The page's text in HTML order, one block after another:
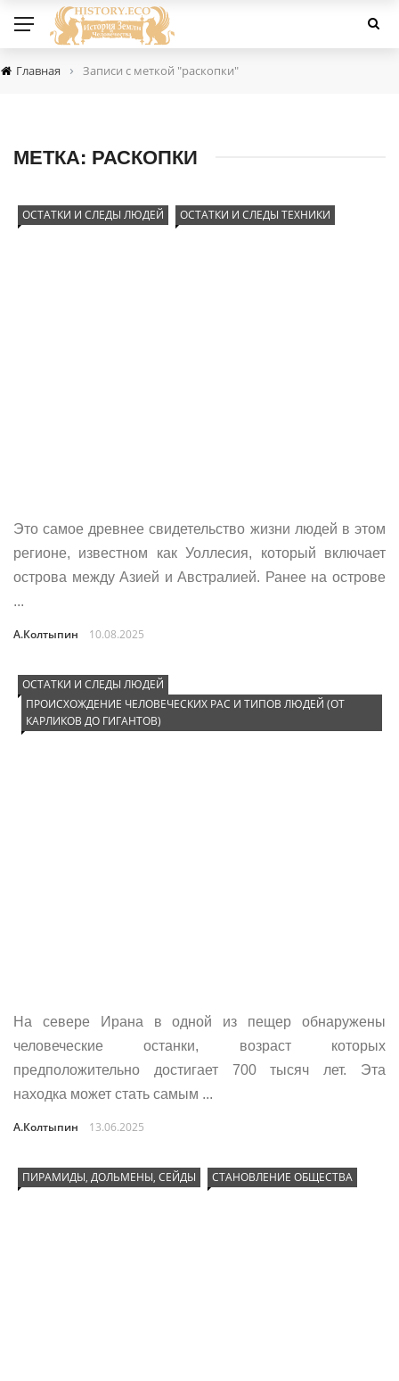
Главная › Записи с меткой "раскопки"
МЕТКА: РАСКОПКИ
ОСТАТКИ И СЛЕДЫ ЛЮДЕЙ ОСТАТКИ И СЛЕДЫ ТЕХНИКИ
Это самое древнее свидетельство жизни людей в этом
регионе, известном как Уоллесия, который включает
острова между Азией и Австралией. Ранее на острове
...
А.Колтыпин 10.08.2025
ОСТАТКИ И СЛЕДЫ ЛЮДЕЙ
ПРОИСХОЖДЕНИЕ ЧЕЛОВЕЧЕСКИХ РАС И ТИПОВ ЛЮДЕЙ (ОТ
КАРЛИКОВ ДО ГИГАНТОВ)
На севере Ирана в одной из пещер обнаружены
человеческие останки, возраст которых
предположительно достигает 700 тысяч лет. Эта
находка может стать самым ...
А.Колтыпин 13.06.2025
ПИРАМИДЫ, ДОЛЬМЕНЫ, СЕЙДЫ СТАНОВЛЕНИЕ ОБЩЕСТВА